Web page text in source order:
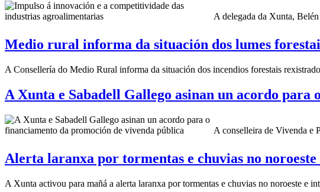
A delegada da Xunta,
Medio rural informa da situación dos lumes
A Consellería do Medio Rural informa da situación dos incendios forestais
A Xunta e Sabadell Gallego asinan un acordo
A conselleira de Vivenda e
Alerta laranxa por tormentas e chuvias no
A Xunta activou para mañá a alerta laranxa por tormentas e chuvias no noroeste e